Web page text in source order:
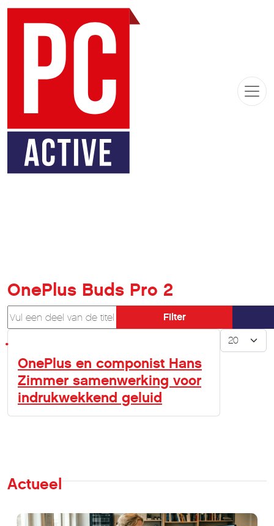
OnePlus Buds Pro 2
Vul een deel van de titel in
Filter
Toon #
OnePlus en componist Hans
Zimmer samenwerking voor
indrukwekkend geluid
Actueel